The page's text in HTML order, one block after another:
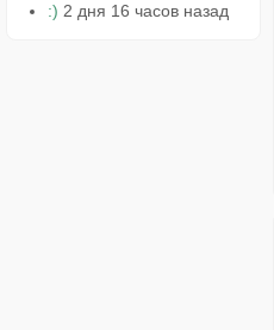
:) 2 дня 16 часов назад